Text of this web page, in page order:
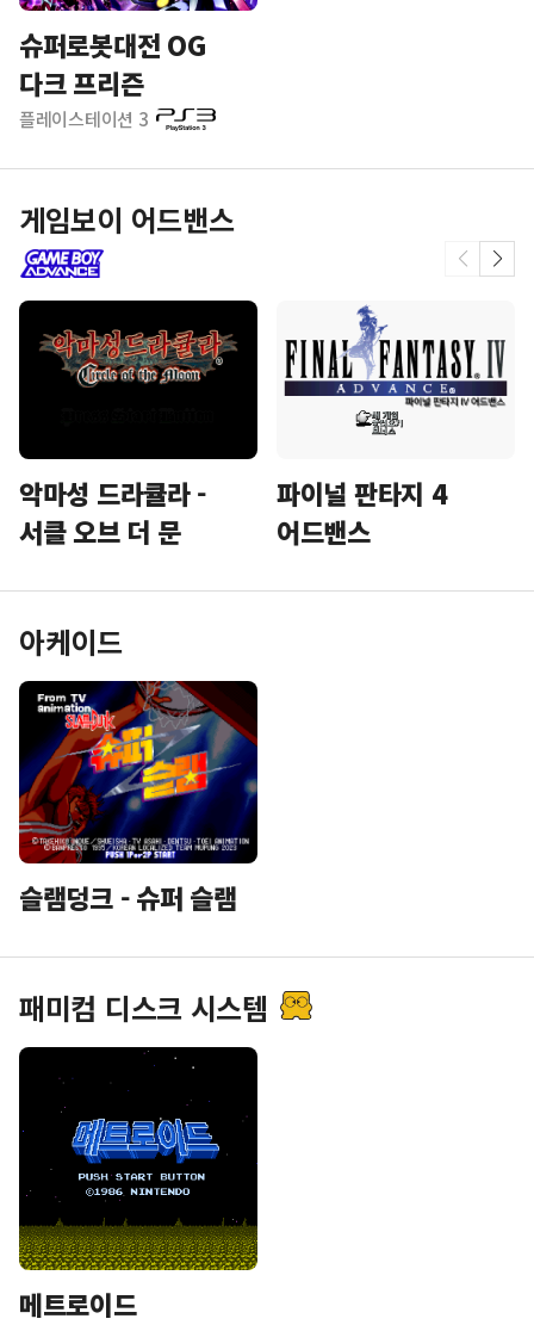
슈퍼로봇대전 OG
다크 프리즌
플레이스테이션 3
게임보이 어드밴스
악마성 드라큘라 -
서클 오브 더 문
파이널 판타지 4
어드밴스
아케이드
슬램덩크 - 슈퍼 슬램
패미컴 디스크 시스템
메트로이드